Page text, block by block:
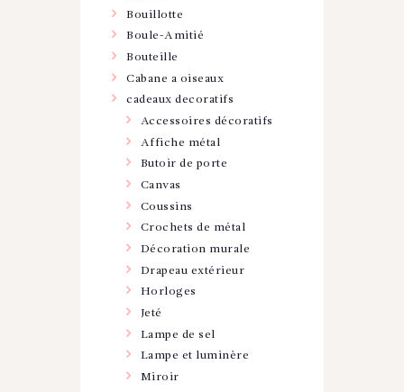
Bouillotte
Boule-Amitié
Bouteille
Cabane a oiseaux
cadeaux decoratifs
Accessoires décoratifs
Affiche métal
Butoir de porte
Canvas
Coussins
Crochets de métal
Décoration murale
Drapeau extérieur
Horloges
Jeté
Lampe de sel
Lampe et luminère
Miroir